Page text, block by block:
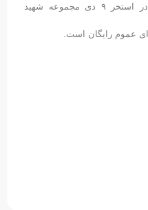
این دیدار از ساعت ١٧:٣٠ فردا در استخر ۹ دی مجموعه شهید
عموم رایگان است.